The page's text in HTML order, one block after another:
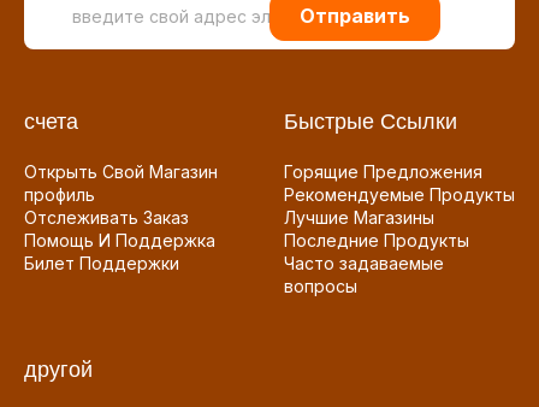
Отправить
счета
Открыть Свой Магазин
профиль
Отслеживать Заказ
Помощь И Поддержка
Билет Поддержки
Быстрые Ссылки
Горящие Предложения
Рекомендуемые Продукты
Лучшие Магазины
Последние Продукты
Часто задаваемые
вопросы
другой